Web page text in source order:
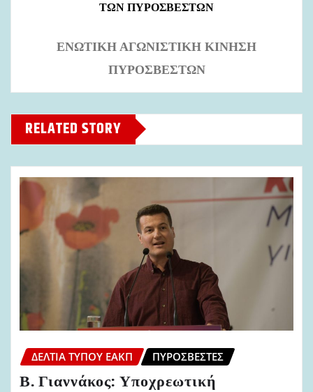
ΤΩΝ ΠΥΡΟΣΒΕΣΤΩΝ
ΕΝΩΤΙΚΗ ΑΓΩΝΙΣΤΙΚΗ ΚΙΝΗΣΗ
ΠΥΡΟΣΒΕΣΤΩΝ
RELATED STORY
ΔΕΛΤΊΑ ΤΎΠΟΥ ΕΑΚΠ ΠΥΡΟΣΒΈΣΤΕΣ
Β. Γιαννάκος: Υποχρεωτική